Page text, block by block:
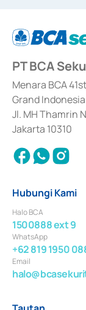
berdasarkan surat
67/PM.21/2017
Sertifikat Deposito di
dan izin usaha
Penerbitan,
Surat Berharga
PT BCA
Menara BCA
Grand Indonesia
Jl. MH Thamrin
Jakarta 10310
Hubungi Kami
Halo BCA
1500888 ext 9
WhatsApp
+62 819 1950
Email